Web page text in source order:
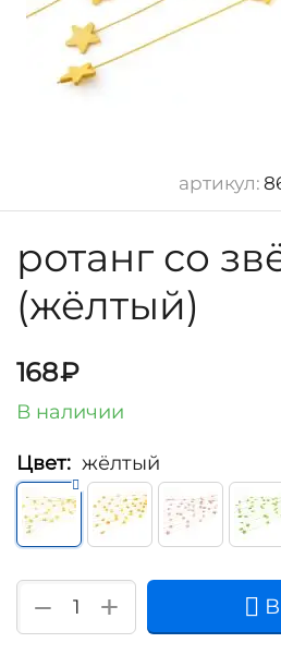
артикул:
ротанг со
(жёлтый)
168₽
В наличии
Цвет: жёлтый
+
−